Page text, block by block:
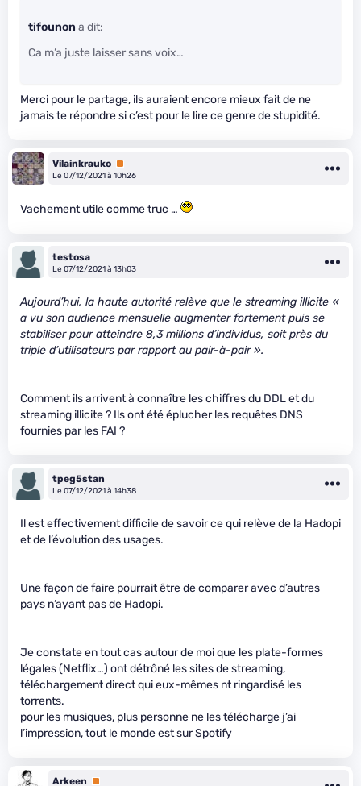
tifounon a dit:
Ca m’a juste laisser sans voix…
Merci pour le partage, ils auraient encore mieux fait de ne
jamais te répondre si c’est pour le lire ce genre de stupidité.
Vilainkrauko Premium
Le 07/12/2021 à 10h26
Vachement utile comme truc …
testosa
Le 07/12/2021 à 13h03
Aujourd’hui, la haute autorité relève que le streaming illicite «
a vu son audience mensuelle augmenter fortement puis se
stabiliser pour atteindre 8,3 millions d’individus, soit près du
triple d’utilisateurs par rapport au pair-à-pair ».
Comment ils arrivent à connaître les chiffres du DDL et du
streaming illicite ? Ils ont été éplucher les requêtes DNS
fournies par les FAI ?
tpeg5stan
Le 07/12/2021 à 14h38
Il est effectivement difficile de savoir ce qui relève de la Hadopi
et de l’évolution des usages.
Une façon de faire pourrait être de comparer avec d’autres
pays n’ayant pas de Hadopi.
Je constate en tout cas autour de moi que les plate-formes
légales (Netflix…) ont détrôné les sites de streaming,
téléchargement direct qui eux-mêmes nt ringardisé les
torrents.
pour les musiques, plus personne ne les télécharge j’ai
l’impression, tout le monde est sur Spotify
Arkeen Premium